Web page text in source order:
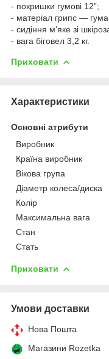
- покришки гумові 12”;
- матеріал грипс —
- сидіння м'яке зі
- вага біговел 3,2 кг.
Приховати
Характеристики
Основні атрибути
Виробник
Країна виробник
Вікова група
Діаметр колеса/диска
Колір
Максимальна вага
Стан
Стать
Приховати
Умови доставки
Нова Пошта
Магазини Rozetka